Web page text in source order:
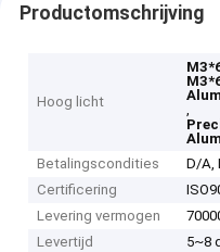
Productomschrijving
Hoog licht
,
Betalingscondities
D/A,
Certificering
Levering vermogen
Levertijd
5~8